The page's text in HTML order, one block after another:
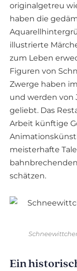
originalgetreu
haben die
illustrierte
zum Leben
Figuren von
Zwerge haben
und werden von
geliebt. Das
Arbeit künftige
meisterhafte
schätzen.
Ein